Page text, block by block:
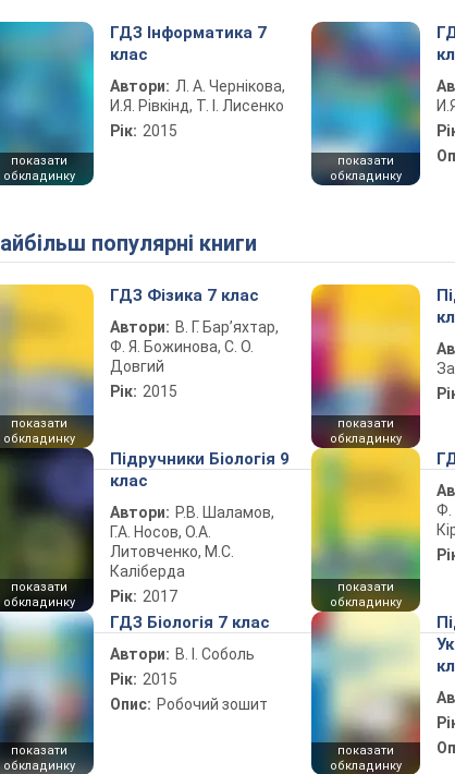
показати
обкладинку
ГДЗ Інформатика 7
клас
Автори: Л. А. Чернікова,
И.Я. Рівкінд, Т. І. Лисенко
Рік: 2015
показати
обкладинку
Найбільш популярні книги
показати
обкладинку
ГДЗ Фізика 7 клас
Автори: В. Г. Бар’яхтар,
Ф. Я. Божинова, С. О.
Довгий
Рік: 2015
показати
обкладинку
показати
обкладинку
Підручники Біологія 9
клас
Автори: Р.В. Шаламов,
Г.А. Носов, О.А.
Литовченко, М.С.
Каліберда
Рік: 2017
показати
обкладинку
Ф.
показати
обкладинку
ГДЗ Біологія 7 клас
Автори: В. І. Соболь
Рік: 2015
Опис: Робочий зошит
показати
обкладинку